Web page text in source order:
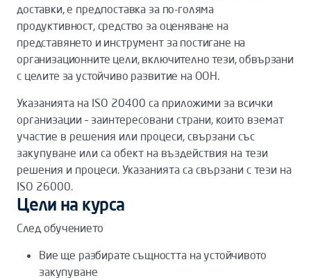
доставки, е предпоставка за по-голяма
продуктивност, средство за оценяване на
представянето и инструмент за постигане на
организационните цели, включително тези, обвързани
с целите за устойчиво развитие на ООН.
Указанията на ISO 20400 са приложими за всички
организации – заинтересовани страни, които вземат
участие в решения или процеси, свързани със
закупуване или са обект на въздействия на тези
решения и процеси. Указанията са свързани с тези на
ISO 26000.
Цели на курса
След обучението
Вие ще разбирате същността на устойчивото
закупуване